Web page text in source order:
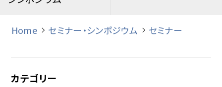
Home セミナー・シンポジウム セミナー
カテゴリー